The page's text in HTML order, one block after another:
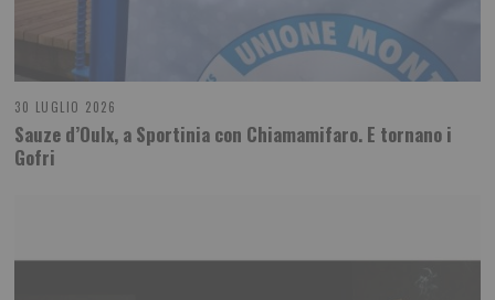
30 LUGLIO 2026
Sauze d’Oulx, a Sportinia con Chiamamifaro. E tornano i
Gofri